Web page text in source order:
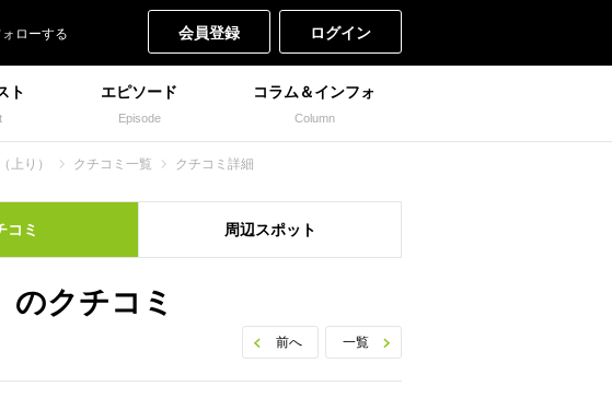
会員登録 ログイン
ト エピソード
Episode
コラム＆インフォ
Column
上り） クチコミ一覧 クチコミ詳細
コミ 周辺 スポット
のクチコミ
前へ 一覧